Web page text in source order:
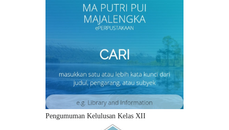
Pengumuman Kelulusan Kelas XII